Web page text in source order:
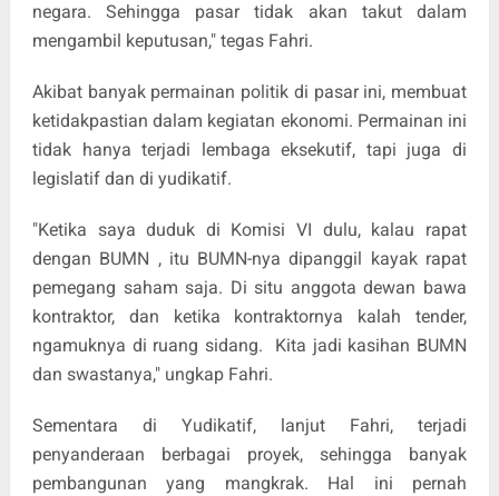
negara. Sehingga pasar tidak akan takut dalam
mengambil keputusan," tegas Fahri.
Akibat banyak permainan politik di pasar ini, membuat
ketidakpastian dalam kegiatan ekonomi. Permainan ini
tidak hanya terjadi lembaga eksekutif, tapi juga di
legislatif dan di yudikatif.
"Ketika saya duduk di Komisi VI dulu, kalau rapat
dengan BUMN , itu BUMN-nya dipanggil kayak rapat
pemegang saham saja. Di situ anggota dewan bawa
kontraktor, dan ketika kontraktornya kalah tender,
ngamuknya di ruang sidang. Kita jadi kasihan BUMN
dan swastanya," ungkap Fahri.
Sementara di Yudikatif, lanjut Fahri, terjadi
penyanderaan berbagai proyek, sehingga banyak
pembangunan yang mangkrak. Hal ini pernah